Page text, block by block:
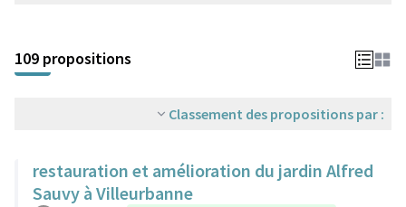
+
−
109 propositions
Classement des propositions par :
restauration et amélioration du jardin Alfred
Sauvy à Villeurbanne